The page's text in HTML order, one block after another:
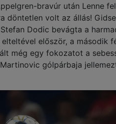
bravúr után Lenne
döntetlen volt az állás!
Dodic bevágta a
először, a második
még egy fokozatot a
gólpárbaja